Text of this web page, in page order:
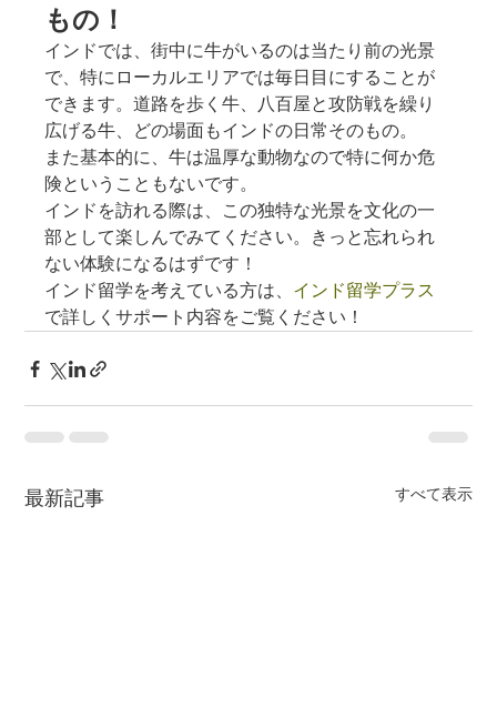
もの！
インドでは、街中に牛がいるのは当たり前の光景
で、特にローカルエリアでは毎日目にすることが
できます。道路を歩く牛、八百屋と攻防戦を繰り
広げる牛、どの場面もインドの日常そのもの。
また基本的に、牛は温厚な動物なので特に何か危
険ということもないです。
インドを訪れる際は、この独特な光景を文化の一
部として楽しんでみてください。きっと忘れられ
ない体験になるはずです！
インド留学を考えている方は、 インド留学プラス
で詳しくサポート内容をご覧ください！
最新記事 すべて表示